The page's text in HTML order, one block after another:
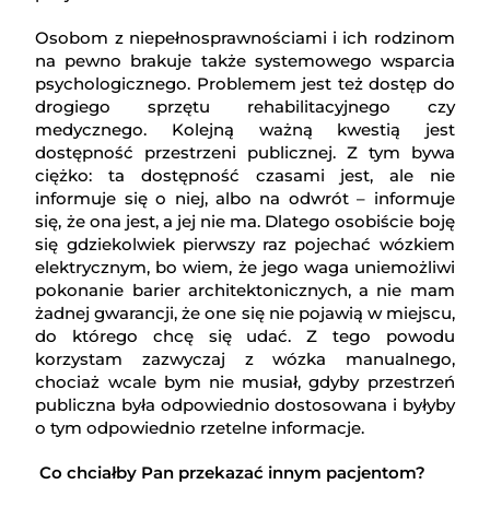
Osobom z niepełnosprawnościami i ich rodzinom
na pewno brakuje także systemowego wsparcia
psychologicznego. Problemem jest też dostęp do
drogiego sprzętu rehabilitacyjnego czy
medycznego. Kolejną ważną kwestią jest
dostępność przestrzeni publicznej. Z tym bywa
ciężko: ta dostępność czasami jest, ale nie
informuje się o niej, albo na odwrót – informuje
się, że ona jest, a jej nie ma. Dlatego osobiście boję
się gdziekolwiek pierwszy raz pojechać wózkiem
elektrycznym, bo wiem, że jego waga uniemożliwi
pokonanie barier architektonicznych, a nie mam
żadnej gwarancji, że one się nie pojawią w miejscu,
do którego chcę się udać. Z tego powodu
korzystam zazwyczaj z wózka manualnego,
chociaż wcale bym nie musiał, gdyby przestrzeń
publiczna była odpowiednio dostosowana i byłyby
o tym odpowiednio rzetelne informacje.
Co chciałby Pan przekazać innym pacjentom?